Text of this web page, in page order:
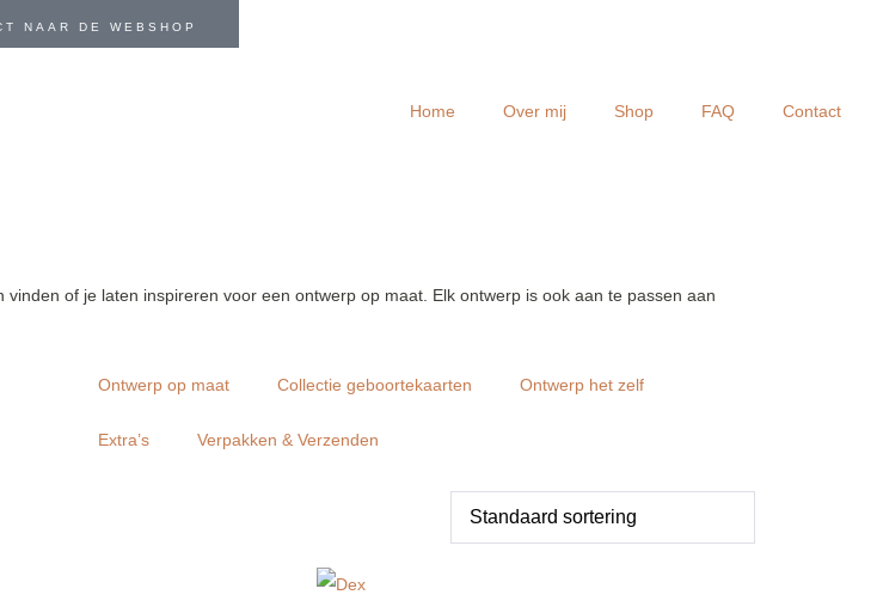
NAAR DE WEBSHOP
Home Over mij Shop FAQ Contact
of je laten inspireren voor een ontwerp op maat. Elk ontwerp is ook aan te passen aan
Ontwerp op maat Collectie geboortekaarten Ontwerp het zelf
Extra’s Verpakken & Verzenden